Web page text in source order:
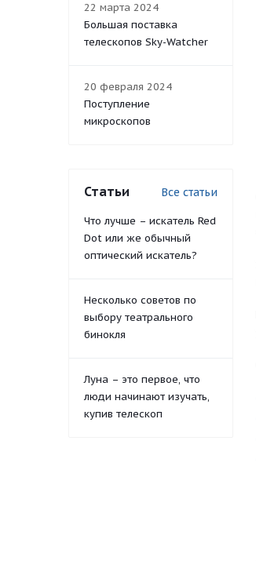
22 марта 2024
Большая поставка
телескопов Sky-Watcher
20 февраля 2024
Поступление
микроскопов
Статьи Все статьи
Что лучше – искатель Red
Dot или же обычный
оптический искатель?
Несколько советов по
выбору театрального
бинокля
Луна – это первое, что
люди начинают изучать,
купив телескоп